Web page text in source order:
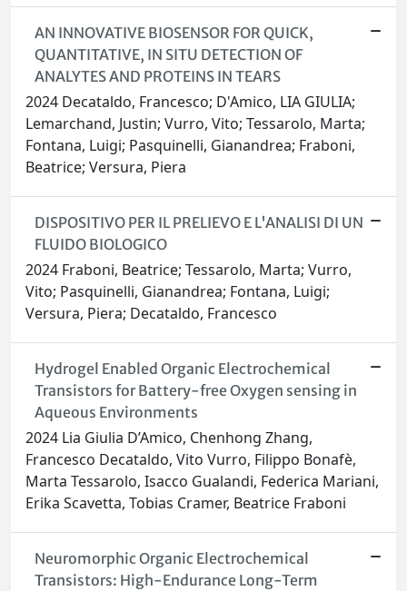
AN INNOVATIVE BIOSENSOR FOR QUICK,
QUANTITATIVE, IN SITU DETECTION OF
ANALYTES AND PROTEINS IN TEARS
2024 Decataldo, Francesco; D'Amico, LIA GIULIA;
Lemarchand, Justin; Vurro, Vito; Tessarolo, Marta;
Fontana, Luigi; Pasquinelli, Gianandrea; Fraboni,
Beatrice; Versura, Piera
DISPOSITIVO PER IL PRELIEVO E L'ANALISI DI UN
FLUIDO BIOLOGICO
2024 Fraboni, Beatrice; Tessarolo, Marta; Vurro,
Vito; Pasquinelli, Gianandrea; Fontana, Luigi;
Versura, Piera; Decataldo, Francesco
Hydrogel Enabled Organic Electrochemical
Transistors for Battery-free Oxygen sensing in
Aqueous Environments
2024 Lia Giulia D’Amico, Chenhong Zhang,
Francesco Decataldo, Vito Vurro, Filippo Bonafè,
Marta Tessarolo, Isacco Gualandi, Federica Mariani,
Erika Scavetta, Tobias Cramer, Beatrice Fraboni
Neuromorphic Organic Electrochemical
Transistors: High-Endurance Long-Term